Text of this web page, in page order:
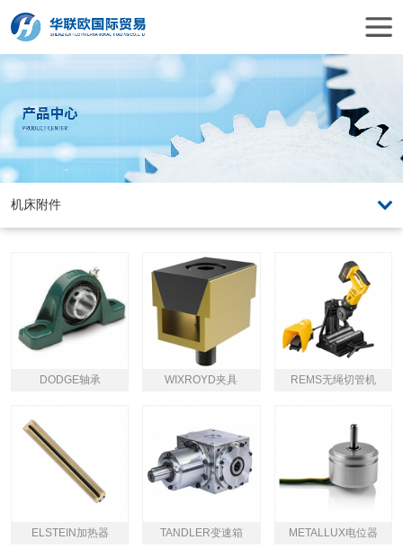
DODGE轴承 WIXROYD夹具 REMS无绳切管机
ELSTEIN加热器 TANDLER变速箱 METALLUX电位器